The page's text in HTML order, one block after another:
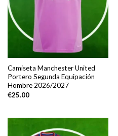
Camiseta Manchester United
Portero Segunda Equipación
Hombre 2026/2027
€25.00